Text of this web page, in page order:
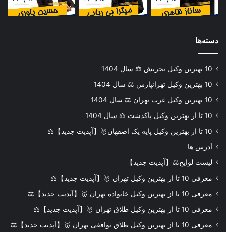
دسته‌ها
10 بهترین وکیل تجریش ⚖️ سال 1404
10 بهترین وکیل تهرانپارس ⚖️ سال 1404
10 بهترین وکیل غرب تهران ⚖️ سال 1404
10 تا از بهترین وکیل پاکدشت ⚖️ سال 1404
10 تا از بهترین وکیل پایه یک اصفهان🥇【آپدیت جدید】⚖️
آدرس ها
لیست لوایح⚖️【آپدیت جدید】
معرفی 10 تا از بهترین وکیل تهران 🥇【آپدیت جدید】⚖️
معرفی 10 تا از بهترین وکیل خانواده تهران 🥇【آپدیت جدید】⚖️
معرفی 10 تا از بهترین وکیل طلاق تهران 🥇【آپدیت جدید】⚖️
معرفی 10 تا از بهترین وکیل طلاق توافقی تهران 🥇【آپدیت جدید】⚖️